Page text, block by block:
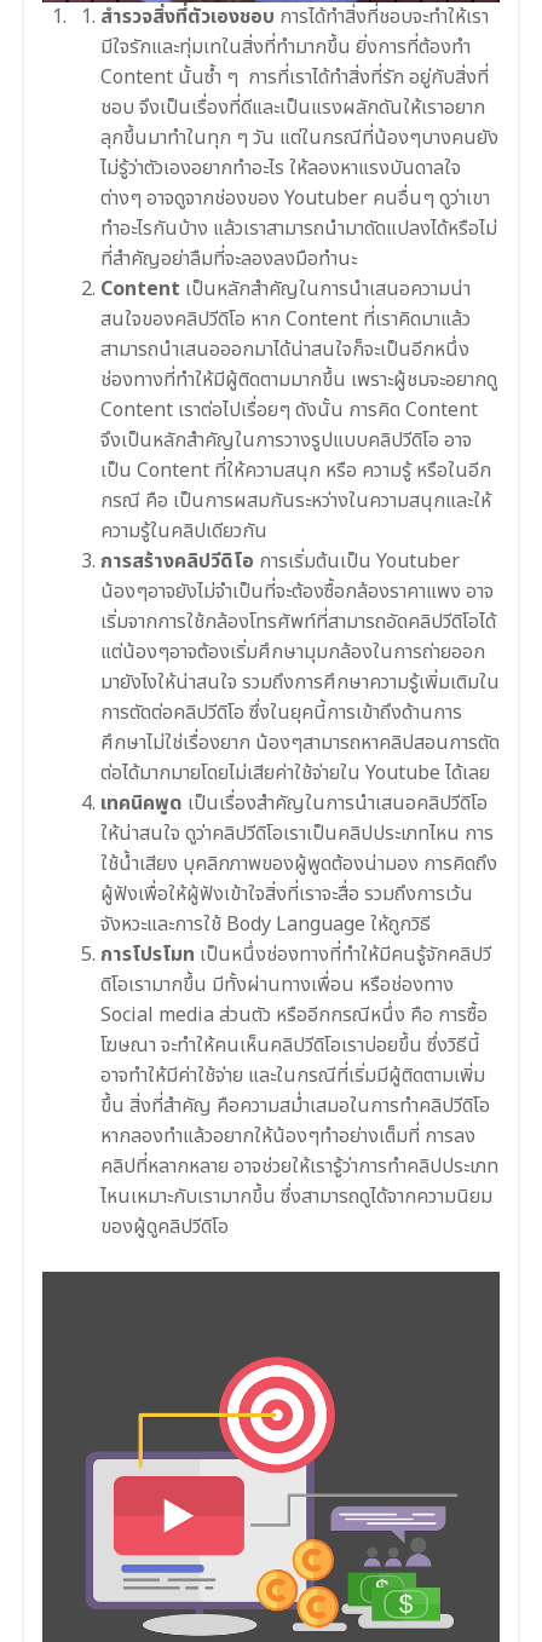
สำรวจสิ่งที่ตัวเองชอบ การได้ทำสิ่งที่ชอบจะทำให้เรา
มีใจรักและทุ่มเทในสิ่งที่ทำมากขึ้น ยิ่งการที่ต้องทำ
Content นั้นซ้ำ ๆ การที่เราได้ทำสิ่งที่รัก อยู่กับสิ่งที่
ชอบ จึงเป็นเรื่องที่ดีและเป็นแรงผลักดันให้เราอยาก
ลุกขึ้นมาทำในทุก ๆ วัน แต่ในกรณีที่น้องๆบางคนยัง
ไม่รู้ว่าตัวเองอยากทำอะไร ให้ลองหาแรงบันดาลใจ
ต่างๆ อาจดูจากช่องของ Youtuber คนอื่นๆ ดูว่าเขา
ทำอะไรกันบ้าง แล้วเราสามารถนำมาดัดแปลงได้หรือไม่
ที่สำคัญอย่าลืมที่จะลองลงมือทำนะ
Content เป็นหลักสำคัญในการนำเสนอความน่า
สนใจของคลิปวีดิโอ หาก Content ที่เราคิดมาแล้ว
สามารถนำเสนอออกมาได้น่าสนใจก็จะเป็นอีกหนึ่ง
ช่องทางที่ทำให้มีผู้ติดตามมากขึ้น เพราะผู้ชมจะอยากดู
Content เราต่อไปเรื่อยๆ ดังนั้น การคิด Content
จึงเป็นหลักสำคัญในการวางรูปแบบคลิปวีดิโอ อาจ
เป็น Content ที่ให้ความสนุก หรือ ความรู้ หรือในอีก
กรณี คือ เป็นการผสมกันระหว่างในความสนุกและให้
ความรู้ในคลิปเดียวกัน
การสร้างคลิปวีดิโอ การเริ่มต้นเป็น Youtuber
น้องๆอาจยังไม่จำเป็นที่จะต้องซื้อกล้องราคาแพง อาจ
เริ่มจากการใช้กล้องโทรศัพท์ที่สามารถอัดคลิปวีดิโอได้
แต่น้องๆอาจต้องเริ่มศึกษามุมกล้องในการถ่ายออก
มายังไงให้น่าสนใจ รวมถึงการศึกษาความรู้เพิ่มเติมใน
การตัดต่อคลิปวีดิโอ ซึ่งในยุคนี้การเข้าถึงด้านการ
ศึกษาไม่ใช่เรื่องยาก น้องๆสามารถหาคลิปสอนการตัด
ต่อได้มากมายโดยไม่เสียค่าใช้จ่ายใน Youtube ได้เลย
เทคนิคพูด เป็นเรื่องสำคัญในการนำเสนอคลิปวีดิโอ
ให้น่าสนใจ ดูว่าคลิปวีดิโอเราเป็นคลิปประเภทไหน การ
ใช้น้ำเสียง บุคลิกภาพของผู้พูดต้องน่ามอง การคิดถึง
ผู้ฟังเพื่อให้ผู้ฟังเข้าใจสิ่งที่เราจะสื่อ รวมถึงการเว้น
จังหวะและการใช้ Body Language ให้ถูกวิธี
การโปรโมท เป็นหนึ่งช่องทางที่ทำให้มีคนรู้จักคลิปวี
ดิโอเรามากขึ้น มีทั้งผ่านทางเพื่อน หรือช่องทาง
Social media ส่วนตัว หรืออีกกรณีหนึ่ง คือ การซื้อ
โฆษณา จะทำให้คนเห็นคลิปวีดิโอเราบ่อยขึ้น ซึ่งวิธีนี้
อาจทำให้มีค่าใช้จ่าย และในกรณีที่เริ่มมีผู้ติดตามเพิ่ม
ขึ้น สิ่งที่สำคัญ คือความสม่ำเสมอในการทำคลิปวีดิโอ
หากลองทำแล้วอยากให้น้องๆทำอย่างเต็มที่ การลง
คลิปที่หลากหลาย อาจช่วยให้เรารู้ว่าการทำคลิปประเภท
ไหนเหมาะกับเรามากขึ้น ซึ่งสามารถดูได้จากความนิยม
ของผู้ดูคลิปวีดิโอ